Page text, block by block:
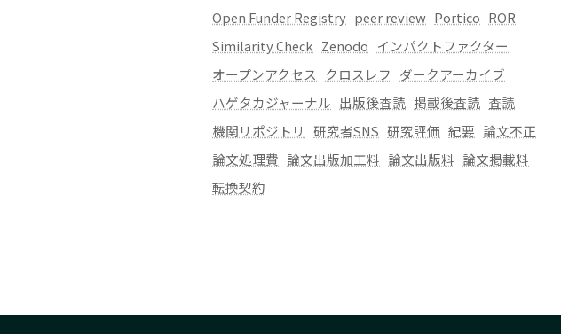
Open Funder Registry peer review Portico ROR
Similarity Check Zenodo インパクトファクター
オープンアクセス クロスレフ ダークアーカイブ
ハゲタカジャーナル 出版後査読 掲載後査読 査読
機関リポジトリ
研究者SNS 研究評価 紀要 論文不正
論文処理費 論文出版加工料 論文出版料 論文掲載料
転換契約